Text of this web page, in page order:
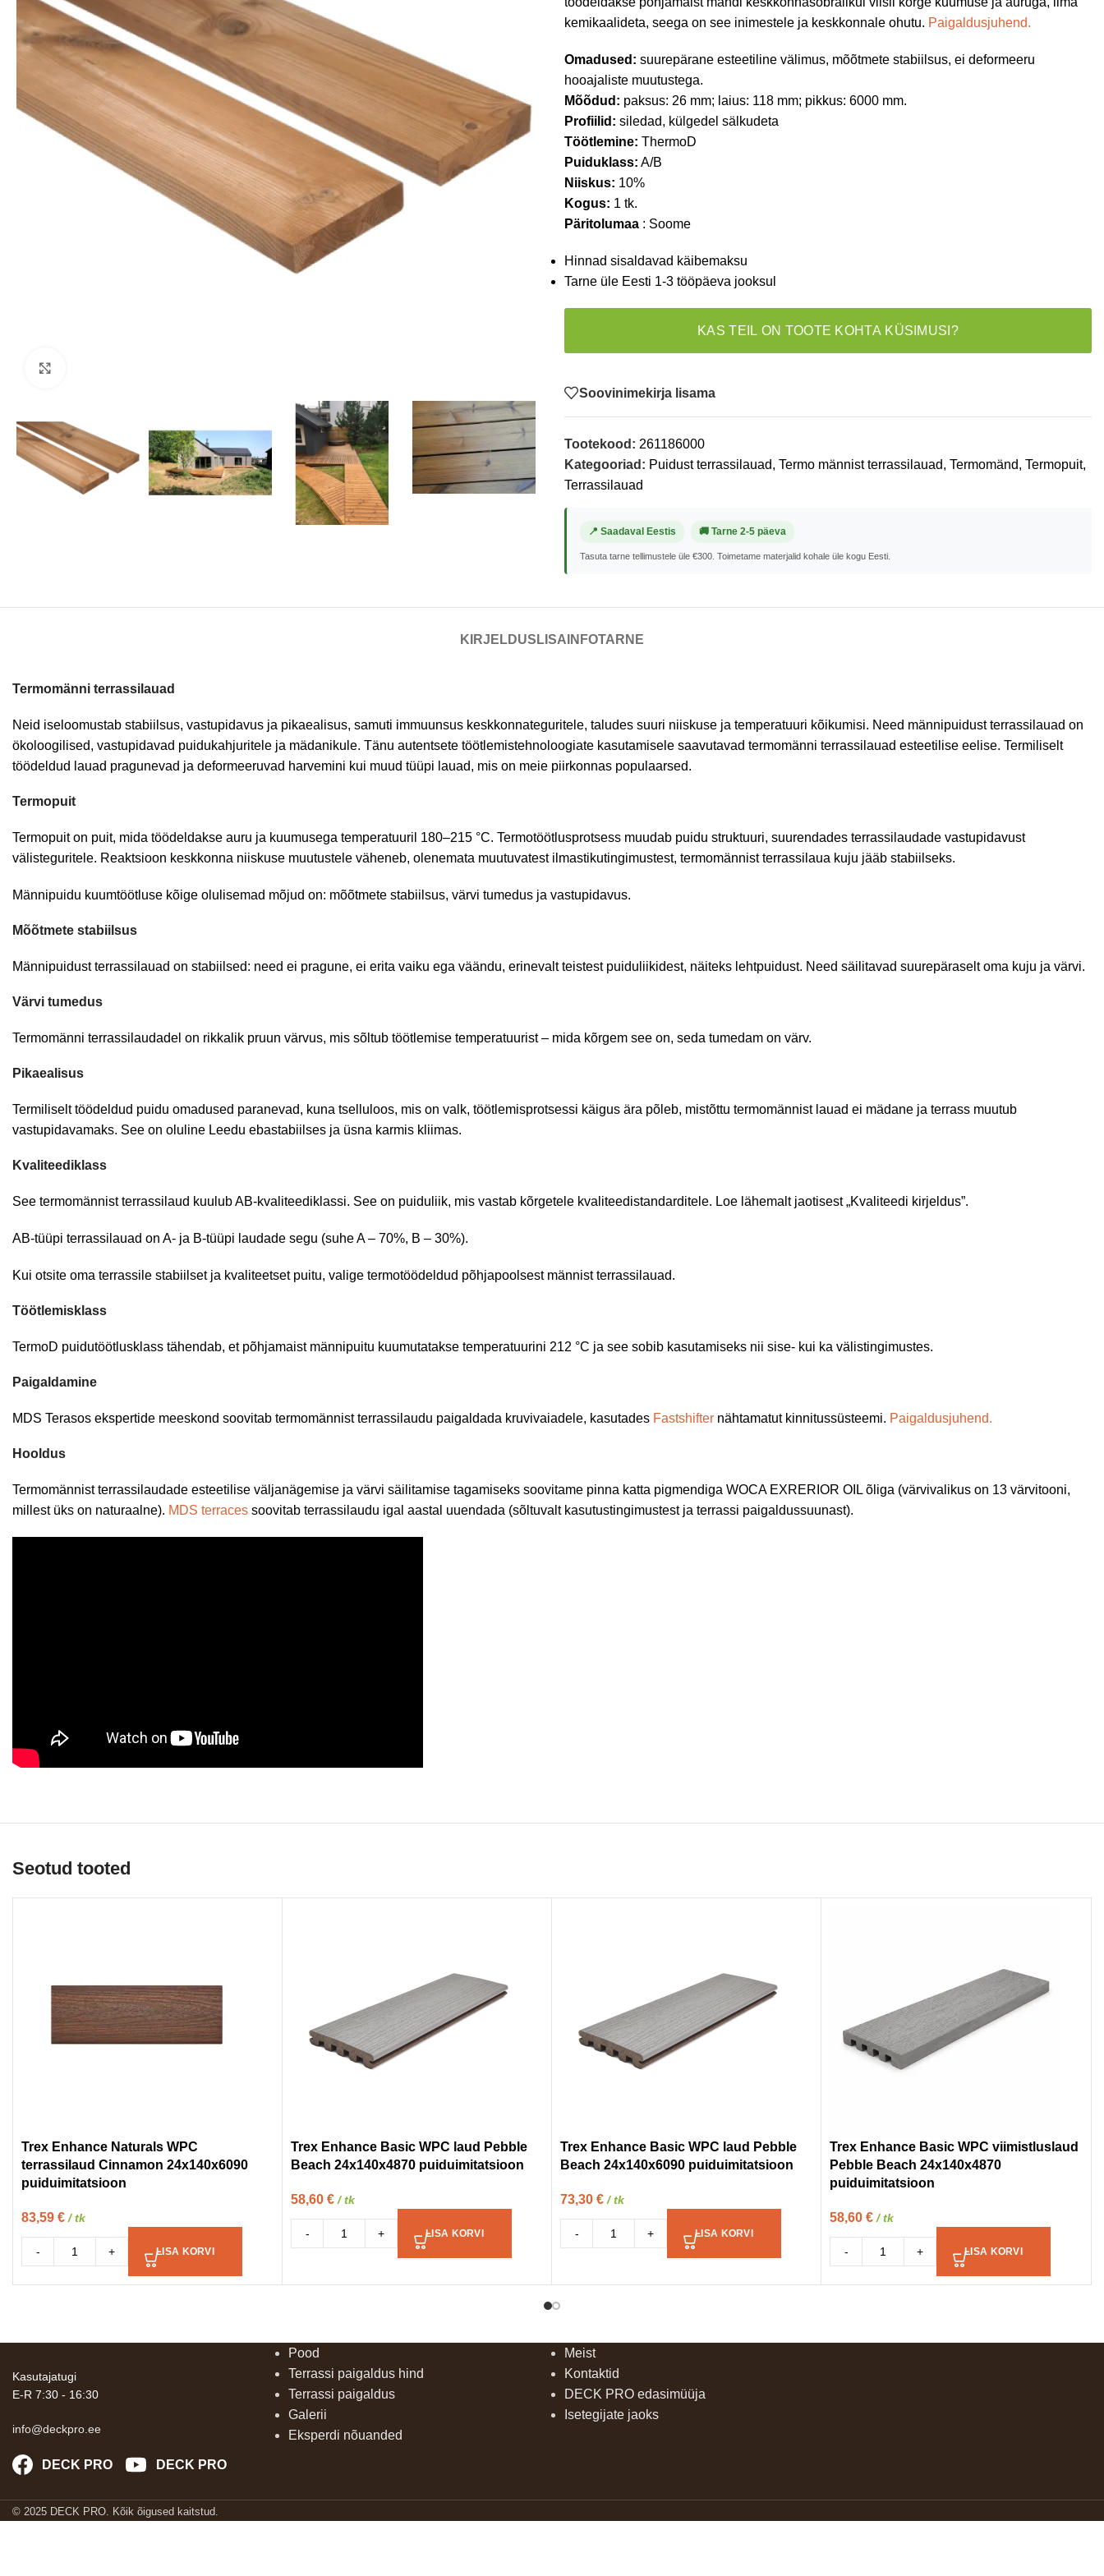
kemikaalideta, seega on see inimestele ja keskkonnale ohutu. Paigaldusjuhend.
Omadused: suurepärane esteetiline välimus, mõõtmete stabiilsus, ei deformeeru
hooajaliste muutustega.
Mõõdud: paksus: 26 mm; laius: 118 mm; pikkus: 6000 mm.
Profiilid: siledad, külgedel sälkudeta
Töötlemine: ThermoD
Puiduklass: A/B
Niiskus: 10%
Kogus: 1 tk.
Päritolumaa : Soome
Hinnad sisaldavad käibemaksu
Tarne üle Eesti 1-3 tööpäeva jooksul
KAS TEIL ON TOOTE KOHTA KÜSIMUSI?
Soovinimekirja lisama
Tootekood: 261186000
Kategooriad: Puidust terrassilauad, Termo männist terrassilauad, Termomänd, Termopuit,
Terrassilauad
📍 Saadaval Eestis 🚚 Tarne 2-5 päeva
Tasuta tarne tellimustele üle €300. Toimetame materjalid kohale üle kogu Eesti.
KIRJELDUS LISAINFOTARNE
Termomänni terrassilauad
Neid iseloomustab stabiilsus, vastupidavus ja pikaealisus, samuti immuunsus keskkonnateguritele, taludes suuri niiskuse ja temperatuuri kõikumisi. Need männipuidust terrassilauad on
ökoloogilised, vastupidavad puidukahjuritele ja mädanikule. Tänu autentsete töötlemistehnoloogiate kasutamisele saavutavad termomänni terrassilauad esteetilise eelise. Termiliselt
töödeldud lauad pragunevad ja deformeeruvad harvemini kui muud tüüpi lauad, mis on meie piirkonnas populaarsed.
Termopuit
Termopuit on puit, mida töödeldakse auru ja kuumusega temperatuuril 180–215 °C. Termotöötlusprotsess muudab puidu struktuuri, suurendades terrassilaudade vastupidavust
välisteguritele. Reaktsioon keskkonna niiskuse muutustele väheneb, olenemata muutuvatest ilmastikutingimustest, termomännist terrassilaua kuju jääb stabiilseks.
Männipuidu kuumtöötluse kõige olulisemad mõjud on: mõõtmete stabiilsus, värvi tumedus ja vastupidavus.
Mõõtmete stabiilsus
Männipuidust terrassilauad on stabiilsed: need ei pragune, ei erita vaiku ega väändu, erinevalt teistest puiduliikidest, näiteks lehtpuidust. Need säilitavad suurepäraselt oma kuju ja värvi.
Värvi tumedus
Termomänni terrassilaudadel on rikkalik pruun värvus, mis sõltub töötlemise temperatuurist – mida kõrgem see on, seda tumedam on värv.
Pikaealisus
Termiliselt töödeldud puidu omadused paranevad, kuna tselluloos, mis on valk, töötlemisprotsessi käigus ära põleb, mistõttu termomännist lauad ei mädane ja terrass muutub
vastupidavamaks. See on oluline Leedu ebastabiilses ja üsna karmis kliimas.
Kvaliteediklass
See termomännist terrassilaud kuulub AB-kvaliteediklassi. See on puiduliik, mis vastab kõrgetele kvaliteedistandarditele. Loe lähemalt jaotisest „Kvaliteedi kirjeldus”.
AB-tüüpi terrassilauad on A- ja B-tüüpi laudade segu (suhe A – 70%, B – 30%).
Kui otsite oma terrassile stabiilset ja kvaliteetset puitu, valige termotöödeldud põhjapoolsest männist terrassilauad.
Töötlemisklass
TermoD puidutöötlusklass tähendab, et põhjamaist männipuitu kuumutatakse temperatuurini 212 °C ja see sobib kasutamiseks nii sise- kui ka välistingimustes.
Paigaldamine
MDS Terasos ekspertide meeskond soovitab termomännist terrassilaudu paigaldada kruvivaiadele, kasutades Fastshifter nähtamatut kinnitussüsteemi. Paigaldusjuhend.
Hooldus
Termomännist terrassilaudade esteetilise väljanägemise ja värvi säilitamise tagamiseks soovitame pinna katta pigmendiga WOCA EXRERIOR OIL õliga (värvivalikus on 13 värvitooni,
millest üks on naturaalne). MDS terraces soovitab terrassilaudu igal aastal uuendada (sõltuvalt kasutustingimustest ja terrassi paigaldussuunast).
Seotud tooted
Trex Enhance Naturals WPC
terrassilaud Cinnamon 24x140x6090
puiduimitatsioon
83,59 € / tk
- + LISA KORVI
Trex Enhance Basic WPC laud Pebble
Beach 24x140x4870 puiduimitatsioon
58,60 € / tk
- + LISA KORVI
Trex Enhance Basic WPC laud Pebble
Beach 24x140x6090 puiduimitatsioon
73,30 € / tk
- + LISA KORVI
Trex Enhance Basic WPC viimistluslaud
Pebble Beach 24x140x4870
puiduimitatsioon
58,60 € / tk
- + LISA KORVI
Kasutajatugi
E-R 7:30 - 16:30
info@deckpro.ee
DECK PRO DECK PRO
Pood
Terrassi paigaldus hind
Terrassi paigaldus
Galerii
Eksperdi nõuanded
Meist
Kontaktid
DECK PRO edasimüüja
Isetegijate jaoks